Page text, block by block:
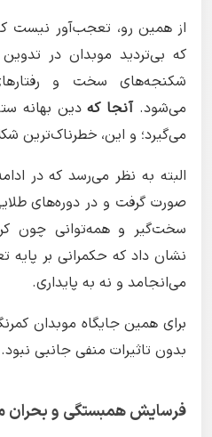
از همین رو، تعجب‌آور نیست
که بی‌تردید موبدان در
شکنجه‌های سخت و
می‌شود.آنجا کهدین بهانه
می‌گیرد؛ و این،
البته به نظر می‌رسد که در
صورت گرفت و در دوره‌های
سخت‌گیر و همه‌توانی چون
نشان داد که حکمرانی بر پایه
می‌انجامد و نه به پایداری.
برای همین جایگاه موبدان
بدون تاثیرات منفی جانبی نبود.
فرسایش همبستگی و بحران